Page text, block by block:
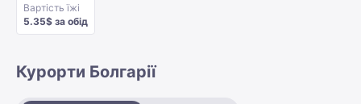
Вартість їжі
5.35$ за обід
Курорти Болгарії